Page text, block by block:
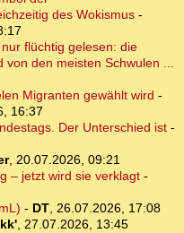
des Wokismus -
flüchtig gelesen: die
von den meisten Schwulen ...
Migranten gewählt wird -
16:37
Der Unterschied ist-
, 20.07.2026, 09:21
– jetzt wird sie verklagt-
- DT, 26.07.2026, 17:08
, 27.07.2026, 13:45